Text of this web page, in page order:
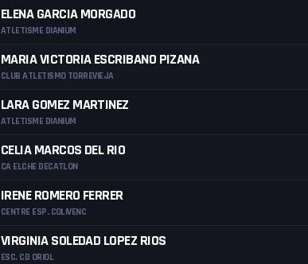
ELENA GARCIA MORGADO
ATLETISME DIANIUM
MARIA VICTORIA ESCRIBANO PIZANA
CLUB ATLETISMO TORREVIEJA
LARA GOMEZ MARTINEZ
ATLETISME DIANIUM
CELIA MARCOS DEL RIO
CA ELCHE DECATLON
IRENE ROMERO FERRER
CENTRE ESP. COLIVENC
VIRGINIA SOLEDAD LOPEZ RIOS
ESC. CD ORIOL